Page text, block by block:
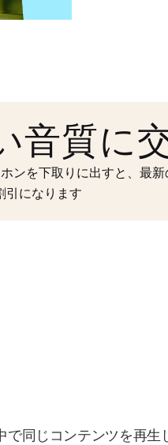
音質に
ンを下取りに出すと、最
引になります
で同じコンテンツを再生